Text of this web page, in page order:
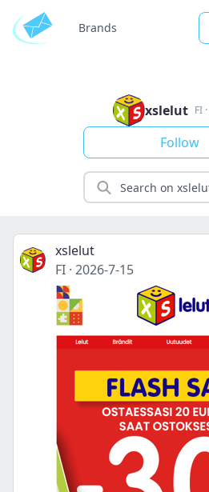
Brands
xslelut FI·
Follow
xslelut
FI · 2026-7-15